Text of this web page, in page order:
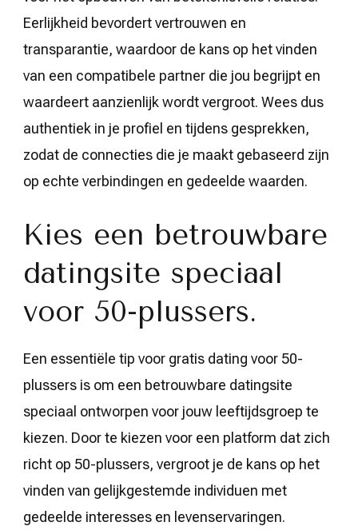
Eerlijkheid bevordert vertrouwen en
transparantie, waardoor de kans op het vinden
van een compatibele partner die jou begrijpt en
waardeert aanzienlijk wordt vergroot. Wees dus
authentiek in je profiel en tijdens gesprekken,
zodat de connecties die je maakt gebaseerd zijn
op echte verbindingen en gedeelde waarden.
Kies een betrouwbare
datingsite speciaal
voor 50-plussers.
Een essentiële tip voor gratis dating voor 50-
plussers is om een betrouwbare datingsite
speciaal ontworpen voor jouw leeftijdsgroep te
kiezen. Door te kiezen voor een platform dat zich
richt op 50-plussers, vergroot je de kans op het
vinden van gelijkgestemde individuen met
gedeelde interesses en levenservaringen.